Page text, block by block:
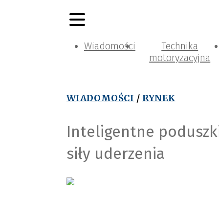
Wiadomości
Technika
motoryzacyjna
WIADOMOŚCI / RYNEK
Inteligentne
siły uderzenia